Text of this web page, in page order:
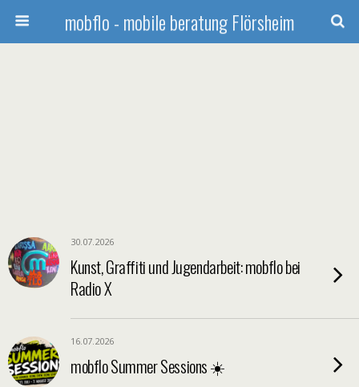
mobflo - mobile beratung Flörsheim
30.07.2026
Kunst, Graffiti und Jugendarbeit: mobflo bei
Radio X
16.07.2026
mobflo Summer Sessions ☀️